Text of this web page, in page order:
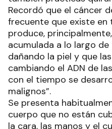
Recordó que el cáncer
frecuente que existe
produce,
acumulada a lo largo de
dañando la piel y que
cambiando el ADN de
con el tiempo se
malignos”.
Se presenta
cuerpo que no están
la cara, las manos y el